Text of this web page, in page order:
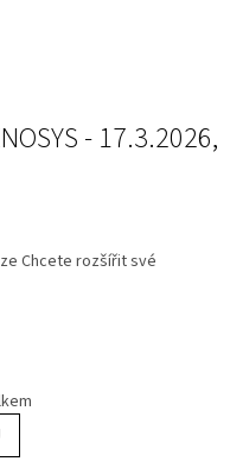
- 17.3.2026,
Chcete rozšířit své